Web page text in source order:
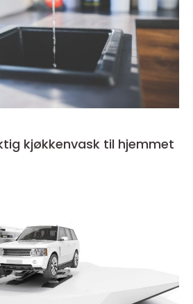
kjøkkenvask til hjemmet